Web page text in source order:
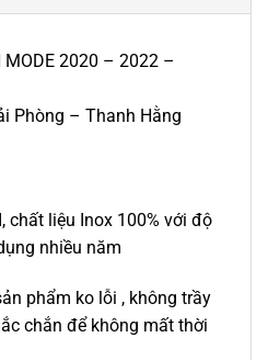
MODE 2020 – 2022 –
Phòng – Thanh Hằng
chất liệu Inox 100% với độ
nhiều năm
phẩm ko lỗi , không trầy
chắn để không mất thời